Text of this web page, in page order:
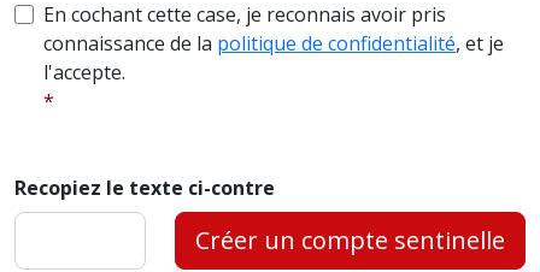
En cochant cette case, je reconnais avoir pris
connaissance de la politique de confidentialité, et je
l'accepte.
Recopiez le texte ci-contre
Créer un compte sentinelle